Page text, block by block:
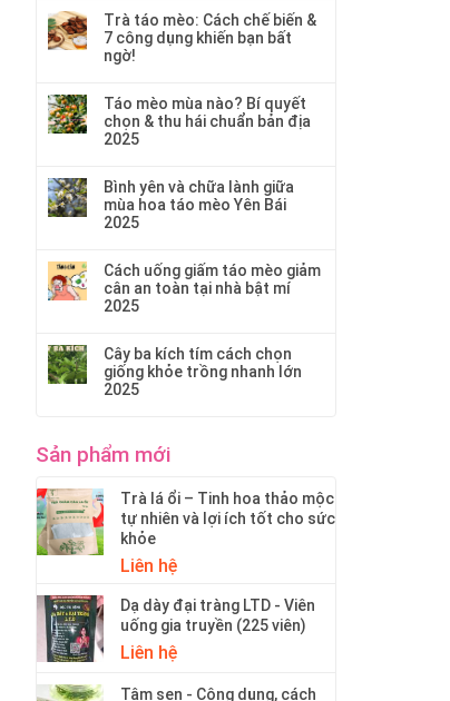
Trà táo mèo: Cách chế biến &
7 công dụng khiến bạn bất
ngờ!
Táo mèo mùa nào? Bí quyết
chọn & thu hái chuẩn bản địa
2025
Bình yên và chữa lành giữa
mùa hoa táo mèo Yên Bái
2025
Cách uống giấm táo mèo giảm
cân an toàn tại nhà bật mí
2025
Cây ba kích tím cách chọn
giống khỏe trồng nhanh lớn
2025
Sản phẩm mới
Trà lá ổi – Tinh hoa thảo mộc
tự nhiên và lợi ích tốt cho sức
khỏe
Liên hệ
Dạ dày đại tràng LTD - Viên
uống gia truyền (225 viên)
Liên hệ
Tâm sen - Công dụng, cách